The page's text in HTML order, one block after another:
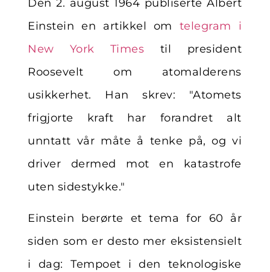
Den 2. august 1964 publiserte Albert
Einstein en artikkel om telegram i
New York Times til president
Roosevelt om atomalderens
usikkerhet. Han skrev: "Atomets
frigjorte kraft har forandret alt
unntatt vår måte å tenke på, og vi
driver dermed mot en katastrofe
uten sidestykke."
Einstein berørte et tema for 60 år
siden som er desto mer eksistensielt
i dag: Tempoet i den teknologiske